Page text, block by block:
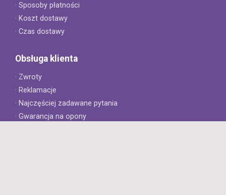
· Sposoby płatności
· Koszt dostawy
· Czas dostawy
Obsługa klienta
· Zwroty
· Reklamacje
· Najczęściej zadawane pytania
· Gwarancja na opony